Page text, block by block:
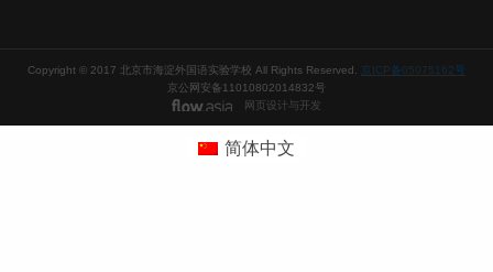
Copyright © 2017 北京市海淀外国语实验学校 All Rights Reserved. 京ICP备05075162号
京公网安备11010802014832号
网页设计与开发
简体中文